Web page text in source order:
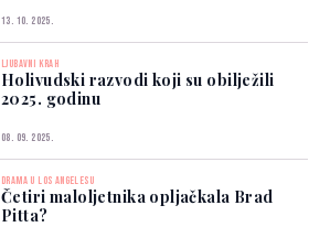
13. 10. 2025.
LJUBAVNI KRAH
Holivudski razvodi koji su obilježili
2025. godinu
08. 09. 2025.
DRAMA U LOS ANGELESU
Četiri maloljetnika opljačkala Brad
Pitta?